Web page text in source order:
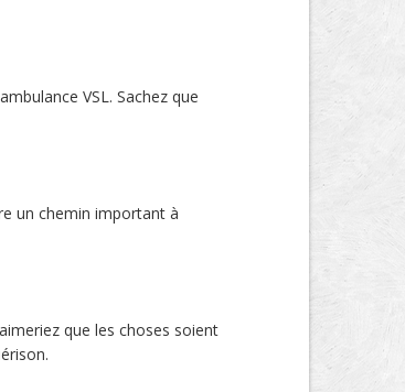
VSL. Sachez que
un chemin important à
que les choses soient